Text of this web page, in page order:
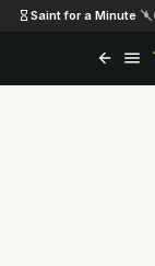
Saint for a Minute